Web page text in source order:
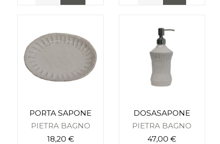
PORTA SAPONE
PIETRA BAGNO
18,20 €
DOSASAPONE
PIETRA BAGNO
47,00 €